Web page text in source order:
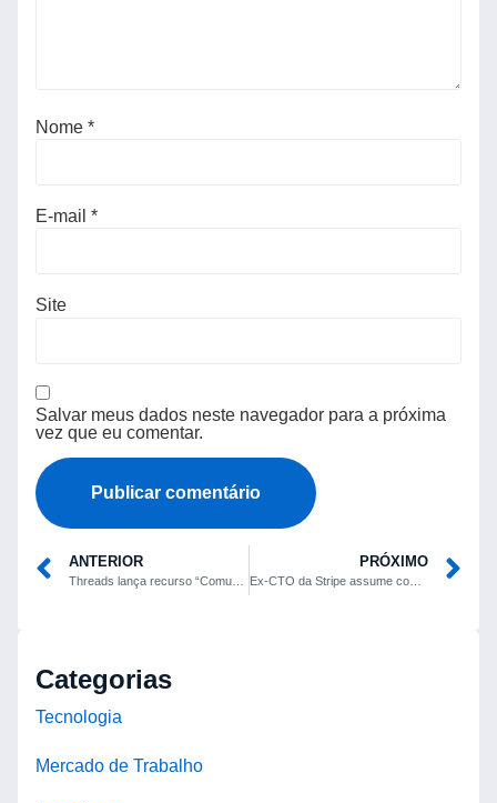
Nome *
E-mail *
Site
Salvar meus dados neste navegador para a próxima
vez que eu comentar.
ANTERIOR PRÓXIMO
Ex-CTO da Stripe assume comando técnico da Anthropic para reforçar infraestrutura de IA
Categorias
Tecnologia
Mercado de Trabalho